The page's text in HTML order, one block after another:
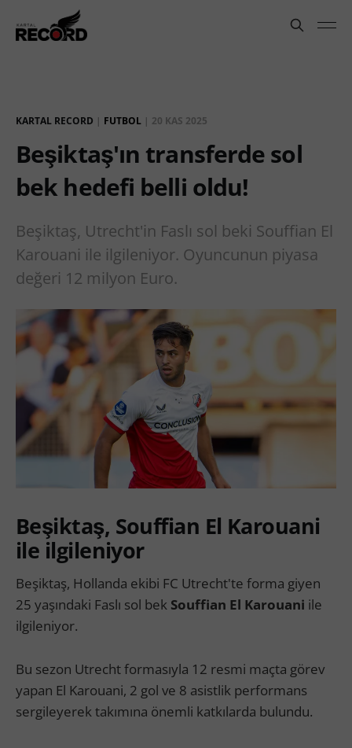
KARTAL RECORD | FUTBOL | 20 KAS 2025
Beşiktaş'ın transferde sol
bek hedefi belli oldu!
Beşiktaş, Utrecht'in Faslı sol beki Souffian El
Karouani ile ilgileniyor. Oyuncunun piyasa
değeri 12 milyon Euro.
Beşiktaş, Souffian El Karouani
ile ilgileniyor
Beşiktaş, Hollanda ekibi FC Utrecht'te forma giyen
25 yaşındaki Faslı sol bek Souffian El Karouani ile
ilgileniyor.
Bu sezon Utrecht formasıyla 12 resmi maçta görev
yapan El Karouani, 2 gol ve 8 asistlik performans
sergileyerek takımına önemli katkılarda bulundu.